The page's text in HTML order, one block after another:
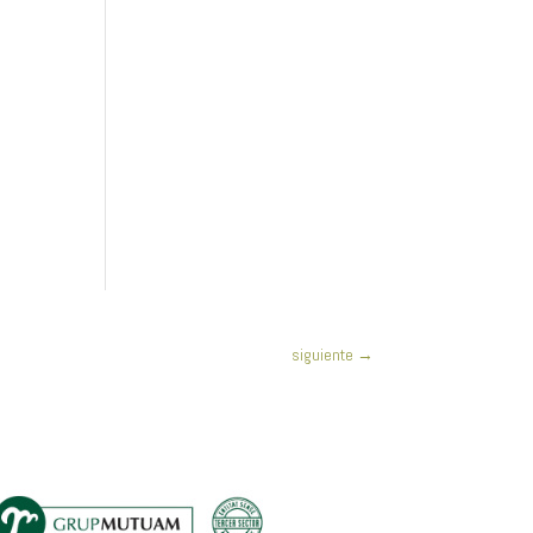
siguiente →